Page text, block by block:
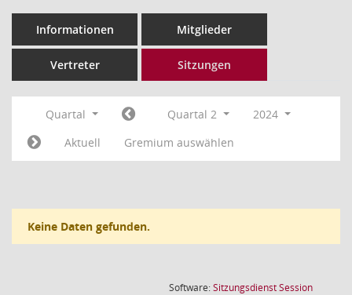
Informationen Mitglieder
Vertreter Sitzungen
Quartal Quartal 2
2024
Aktuell
Gremium auswählen
Keine Daten gefunden.
Software:SitzungsdienstSession(Wird in